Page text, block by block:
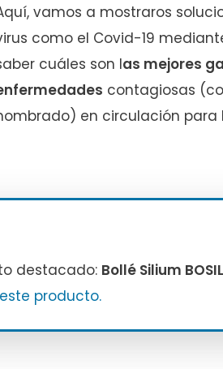
vamos a mostraros
como el Covid-19
cuáles son las mejores
contagiosas
en circulación
destacado: Bollé Silium
producto.